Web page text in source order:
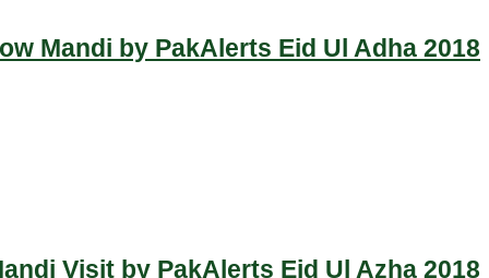
Mandi by PakAlerts Eid Ul Adha 2018
Visit by PakAlerts Eid Ul Azha 2018